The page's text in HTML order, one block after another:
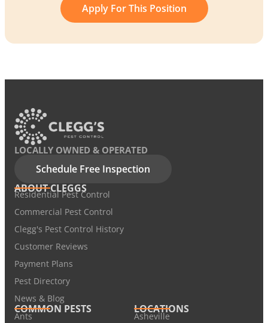
Apply For This Position
LOCALLY OWNED & OPERATED
Schedule Free Inspection
ABOUT CLEGGS
Residential Pest Control
Commercial Pest Control
Clegg's Pest Control History
Customer Reviews
Payment Plans
Pest Directory
News & Blog
COMMON PESTS
Ants
LOCATIONS
Asheville